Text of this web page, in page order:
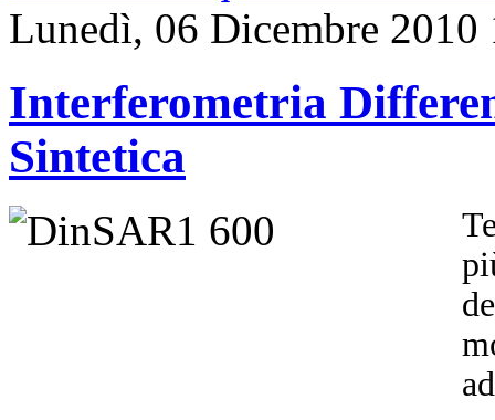
Lunedì, 06 Dicembre 2010
Interferometria
Sintetica